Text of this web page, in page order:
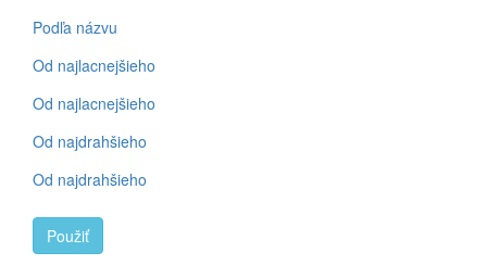
Podľa názvu
Od najlacnejšieho
Od najlacnejšieho
Od najdrahšieho
Od najdrahšieho
Použiť